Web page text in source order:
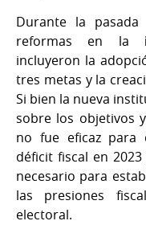
Durante la pasada
reformas en la
incluyeron la
tres metas y la
Si bien la nueva
sobre los objetivos
no fue eficaz para
déficit fiscal en
necesario para
las presiones
electoral.